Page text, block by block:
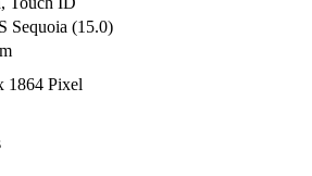
Sequoia (15.0)
1864 Pixel